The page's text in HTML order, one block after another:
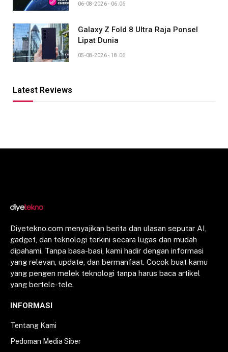
06-08-2026 - 06.06
Galaxy Z Fold 8 Ultra Raja Ponsel
Lipat Dunia
05-08-2026 - 18.06
Latest Reviews
Diyetekno.com menyajikan berita dan ulasan seputar AI,
gadget, dan teknologi terkini secara lugas dan mudah
dipahami. Tanpa basa-basi, kami hadir dengan informasi
yang relevan, update, dan bermanfaat. Cocok buat kamu
yang pengen melek teknologi tanpa harus baca artikel
yang bertele-tele.
INFORMASI
Tentang Kami
Pedoman Media Siber